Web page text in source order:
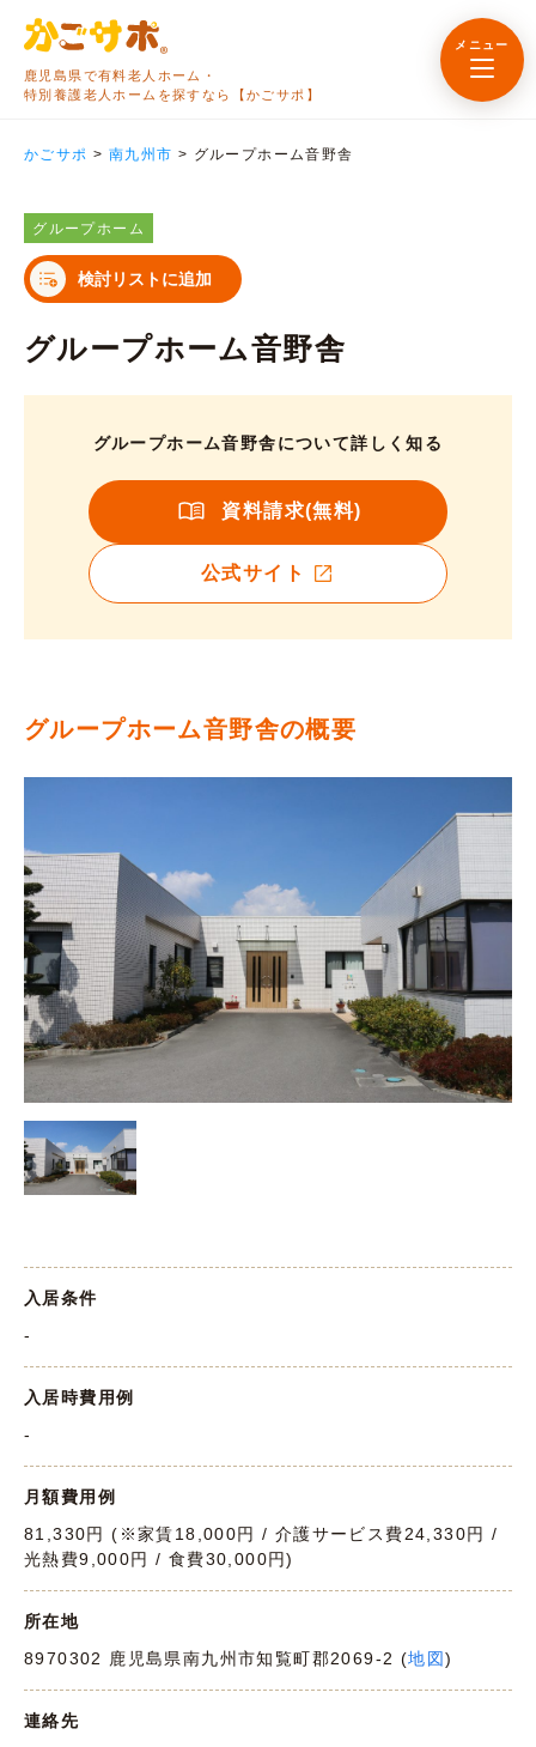
鹿児島県で有料老人ホーム・
特別養護老人ホームを探すなら【かごサポ】
メニュー
かごサポ > 南九州市 > グループホーム音野舎
グループホーム
検討リストに追加
グループホーム音野舎
グループホーム音野舎について詳しく知る
資料請求(無料)
公式サイト
グループホーム音野舎の概要
入居条件
-
入居時費用例
-
月額費用例
81,330円 (※家賃18,000円 / 介護サービス費24,330円 /
光熱費9,000円 / 食費30,000円)
所在地
8970302 鹿児島県南九州市知覧町郡2069-2 (地図)
連絡先